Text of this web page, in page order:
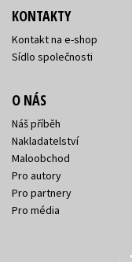
KONTAKTY
Kontakt na e-shop
Sídlo společnosti
O NÁS
Náš příběh
Nakladatelství
Maloobchod
Pro autory
Pro partnery
Pro média